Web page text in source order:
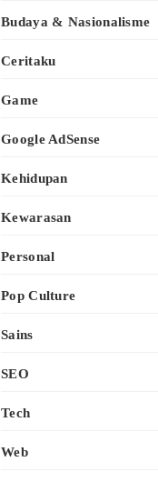
Budaya & Nasionalisme
Ceritaku
Game
Google AdSense
Kehidupan
Kewarasan
Personal
Pop Culture
Sains
SEO
Tech
Web